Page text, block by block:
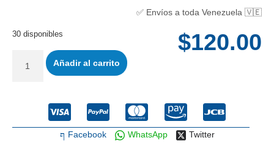
✅ Envíos a toda Venezuela 🇻🇪
$120.00
30 disponibles
Añadir al carrito
Facebook WhatsApp Twitter